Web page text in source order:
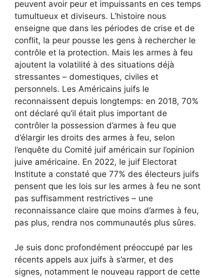
peuvent avoir peur et impuissants en ces temps
tumultueux et diviseurs. L’histoire nous
enseigne que dans les périodes de crise et de
conflit, la peur pousse les gens à rechercher le
contrôle et la protection. Mais les armes à feu
ajoutent la volatilité à des situations déjà
stressantes – domestiques, civiles et
personnels. Les Américains juifs le
reconnaissent depuis longtemps: en 2018, 70%
ont déclaré qu’il était plus important de
contrôler la possession d’armes à feu que
d’élargir les droits des armes à feu, selon
l’enquête du Comité juif américain sur l’opinion
juive américaine. En 2022, le juif Electorat
Institute a constaté que 77% des électeurs juifs
pensent que les lois sur les armes à feu ne sont
pas suffisamment restrictives – une
reconnaissance claire que moins d’armes à feu,
pas plus, rendra nos communautés plus sûres.
Je suis donc profondément préoccupé par les
récents appels aux juifs à s’armer, et des
signes, notamment le nouveau rapport de cette